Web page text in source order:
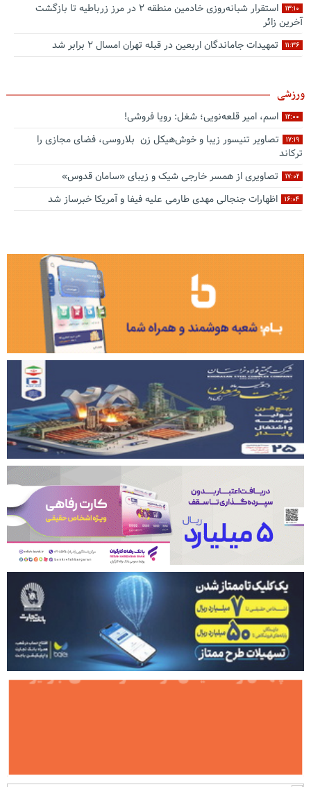
۱۳:۱۰
استقرار شبانه‌روزی خادمین منطقه ۲ در مرز زرباطیه تا بازگشت
آخرین زائر
۱۱:۳۶ تمهیدات جاماندگان اربعین در قبله تهران امسال ۲ برابر شد
ورزشی
۱۲:۰۰ اسم، امیر قلعه‌نویی؛ شغل: رویا فروشی!
۱۷:۱۹
تصاویر تنیسور زیبا و خوش‌هیکل زن بلاروسی، فضای مجازی را
ترکاند
۱۷:۰۲ تصاویری از همسر خارجی شیک و زیبای «سامان قدوس»
۱۶:۰۴ اظهارات جنجالی مهدی طارمی علیه فیفا و آمریکا خبرساز شد